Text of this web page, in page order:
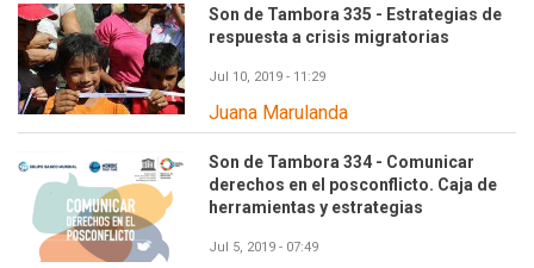
Son de Tambora 335 - Estrategias de
respuesta a crisis migratorias
Jul 10, 2019 - 11:29
Juana Marulanda
Son de Tambora 334 - Comunicar
derechos en el posconflicto. Caja de
herramientas y estrategias
Jul 5, 2019 - 07:49